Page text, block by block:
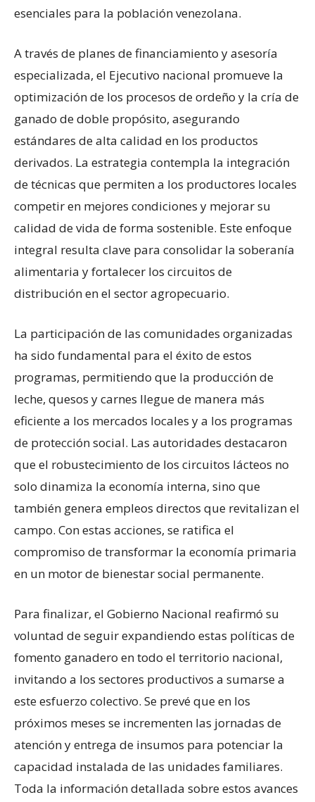
esenciales para la población venezolana.
A través de planes de financiamiento y asesoría
especializada, el Ejecutivo nacional promueve la
optimización de los procesos de ordeño y la cría de
ganado de doble propósito, asegurando
estándares de alta calidad en los productos
derivados. La estrategia contempla la integración
de técnicas que permiten a los productores locales
competir en mejores condiciones y mejorar su
calidad de vida de forma sostenible. Este enfoque
integral resulta clave para consolidar la soberanía
alimentaria y fortalecer los circuitos de
distribución en el sector agropecuario.
La participación de las comunidades organizadas
ha sido fundamental para el éxito de estos
programas, permitiendo que la producción de
leche, quesos y carnes llegue de manera más
eficiente a los mercados locales y a los programas
de protección social. Las autoridades destacaron
que el robustecimiento de los circuitos lácteos no
solo dinamiza la economía interna, sino que
también genera empleos directos que revitalizan el
campo. Con estas acciones, se ratifica el
compromiso de transformar la economía primaria
en un motor de bienestar social permanente.
Para finalizar, el Gobierno Nacional reafirmó su
voluntad de seguir expandiendo estas políticas de
fomento ganadero en todo el territorio nacional,
invitando a los sectores productivos a sumarse a
este esfuerzo colectivo. Se prevé que en los
próximos meses se incrementen las jornadas de
atención y entrega de insumos para potenciar la
capacidad instalada de las unidades familiares.
Toda la información detallada sobre estos avances